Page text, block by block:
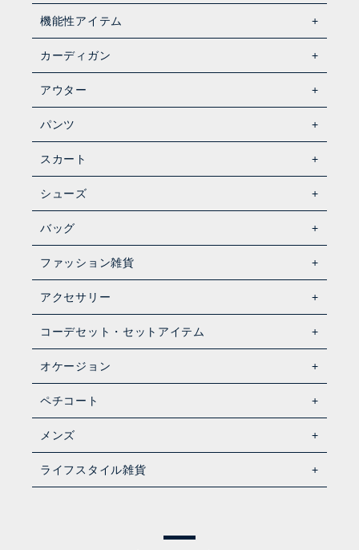
機能性アイテム
カーディガン
アウター
パンツ
スカート
シューズ
バッグ
ファッション雑貨
アクセサリー
コーデセット・セットアイテム
オケージョン
ペチコート
メンズ
ライフスタイル雑貨